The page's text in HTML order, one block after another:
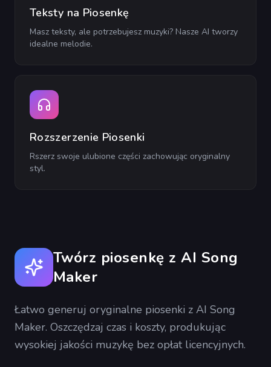
Teksty na Piosenkę
Masz teksty, ale potrzebujesz muzyki? Nasze AI tworzy
idealne melodie.
Rozszerzenie Piosenki
Rszerz swoje ulubione części zachowując oryginalny
styl.
Twórz piosenkę z AI Song
Maker
Łatwo generuj oryginalne piosenki z AI Song
Maker. Oszczędzaj czas i koszty, produkując
wysokiej jakości muzykę bez opłat licencyjnych.